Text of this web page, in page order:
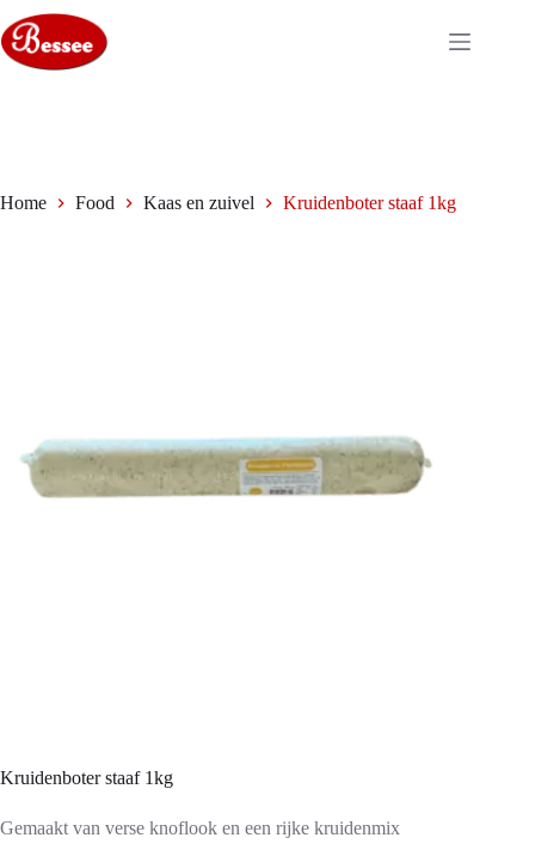
naar
de
inhoud
Home Food Kaas en zuivel Kruidenboter staaf 1kg
Kruidenboter staaf 1kg
Gemaakt van verse knoflook en een rijke kruidenmix